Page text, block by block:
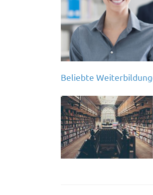
Beliebte